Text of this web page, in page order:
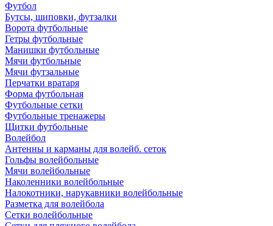
Футбол
Бутсы, шиповки, футзалки
Ворота футбольные
Гетры футбольные
Манишки футбольные
Мячи футбольные
Мячи футзальные
Перчатки вратаря
Форма футбольная
Футбольные сетки
Футбольные тренажеры
Щитки футбольные
Волейбол
Антенны и карманы для волейб. сеток
Гольфы волейбольные
Мячи волейбольные
Наколенники волейбольные
Налокотники, нарукавники волейбольные
Разметка для волейбола
Сетки волейбольные